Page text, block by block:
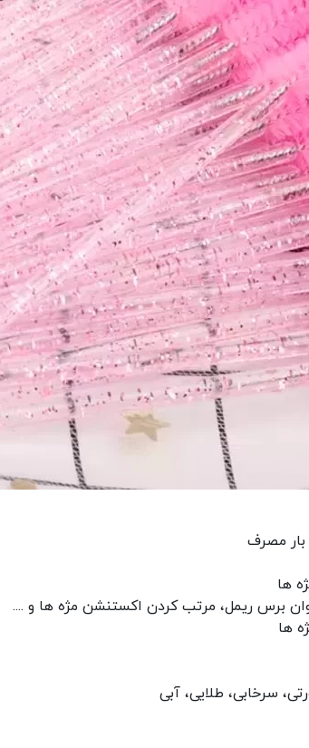
مصرف
ها
برس ریمل، مرتب کردن اکستنشن مژه ها و ....
ها
سرخابی، طلایی، آبی